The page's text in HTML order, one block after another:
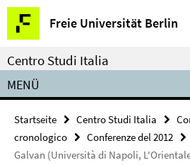
Springe
direkt
zu
Inhalt
Freie Universität Berlin
Service-
Navigation
Centro Studi Italia
MENÜ
Startseite Centro Studi Italia
cronologico
Conferenze del 2012
Galvan (Università di Napoli,